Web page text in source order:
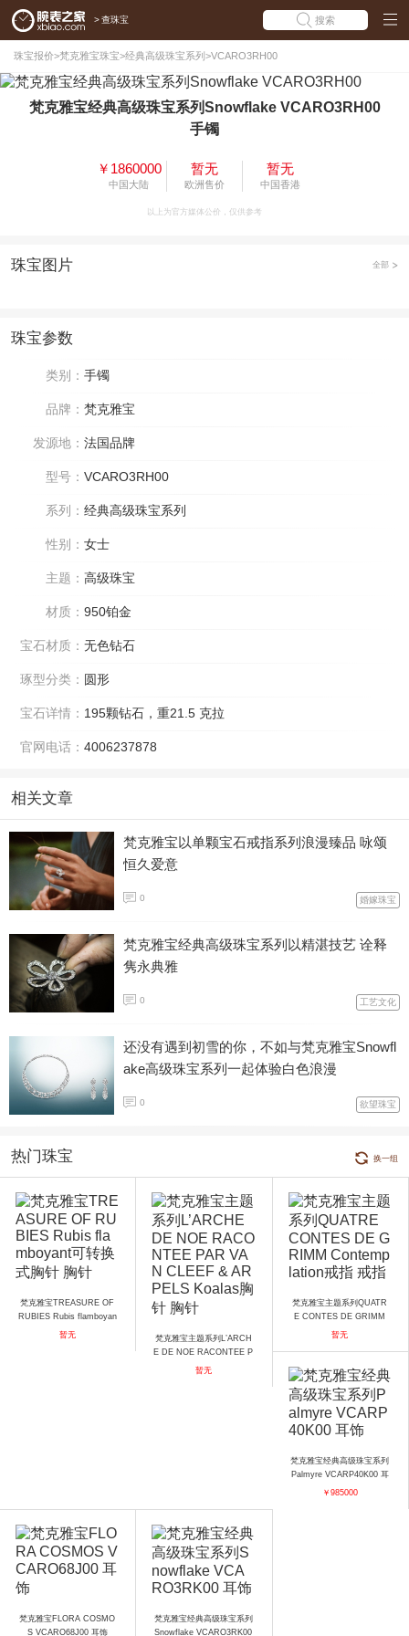
> 查珠宝 搜索
珠宝报价>梵克雅宝珠宝>经典高级珠宝系列 >VCARO3RH00
梵克雅宝经典高级珠宝系列Snowflake VCARO3RH00
手镯
￥1860000
中国大陆
暂无
欧洲售价
暂无
中国香港
以上为官方媒体公价，仅供参考
珠宝图片 全部
珠宝参数
类别： 手镯
品牌： 梵克雅宝
发源地： 法国品牌
型号： VCARO3RH00
系列： 经典高级珠宝系列
性别： 女士
主题： 高级珠宝
材质： 950铂金
宝石材质： 无色钻石
琢型分类： 圆形
宝石详情： 195颗钻石，重21.5 克拉
官网电话： 4006237878
相关文章
梵克雅宝以单颗宝石戒指系列浪漫臻品 咏颂
恒久爱意
0 婚嫁珠宝
梵克雅宝经典高级珠宝系列以精湛技艺 诠释
隽永典雅
0 工艺文化
还没有遇到初雪的你，不如与梵克雅宝Snowfl
ake高级珠宝系列一起体验白色浪漫
0 欲望珠宝
热门珠宝 换一组
梵克雅宝TREASURE OF
RUBIES Rubis flamboyan
t可转换式胸针 胸针
暂无
梵克雅宝主题系列L’ARCH
E DE NOE RACONTEE P
AR VAN CLEEF & ARPEL
暂无
梵克雅宝主题系列QUATR
E CONTES DE GRIMM
Contemplation戒指 戒指
暂无
梵克雅宝经典高级珠宝系列
Palmyre VCARP40K00 耳
饰
￥985000
梵克雅宝FLORA COSMO
S VCARO68J00 耳饰
梵克雅宝经典高级珠宝系列
Snowflake VCARO3RK00